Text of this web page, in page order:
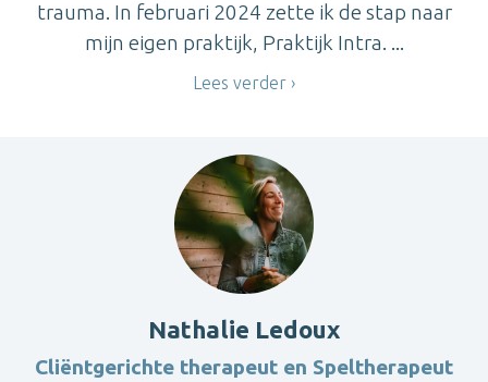
trauma. In februari 2024 zette ik de stap naar
mijn eigen praktijk, Praktijk Intra. ...
Lees verder
Nathalie Ledoux
Cliëntgerichte therapeut en Speltherapeut